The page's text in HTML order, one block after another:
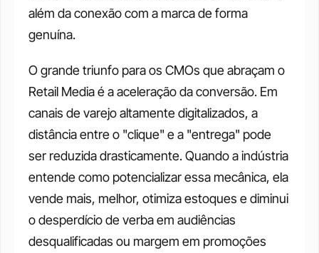
além da conexão com a marca de forma
genuína.
O grande triunfo para os CMOs que abraçam o
Retail Media é a aceleração da conversão. Em
canais de varejo altamente digitalizados, a
distância entre o "clique" e a "entrega" pode
ser reduzida drasticamente. Quando a indústria
entende como potencializar essa mecânica, ela
vende mais, melhor, otimiza estoques e diminui
o desperdício de verba em audiências
desqualificadas ou margem em promoções